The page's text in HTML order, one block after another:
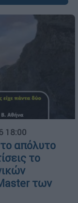
18:00
απόλυτο
το
των